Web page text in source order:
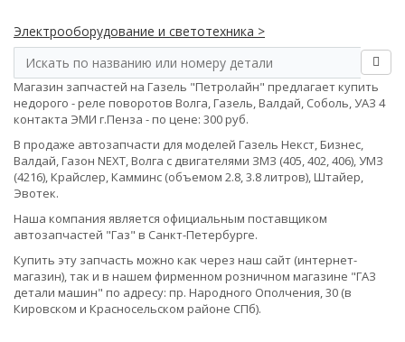
Электрооборудование и светотехника >
Магазин запчастей на Газель "Петролайн" предлагает купить
недорого - реле поворотов Волга, Газель, Валдай, Соболь, УАЗ 4
контакта ЭМИ г.Пенза - по цене: 300 руб.
В продаже автозапчасти для моделей Газель Некст, Бизнес,
Валдай, Газон NEXT, Волга с двигателями ЗМЗ (405, 402, 406), УМЗ
(4216), Крайслер, Камминс (объемом 2.8, 3.8 литров), Штайер,
Эвотек.
Наша компания является официальным поставщиком
автозапчастей "Газ" в Санкт-Петербурге.
Купить эту запчасть можно как через наш сайт (интернет-
магазин), так и в нашем фирменном розничном магазине "ГАЗ
детали машин" по адресу: пр. Народного Ополчения, 30 (в
Кировском и Красносельском районе СПб).